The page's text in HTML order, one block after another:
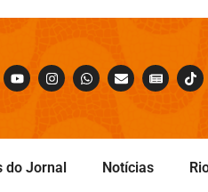
do Jornal Notícias